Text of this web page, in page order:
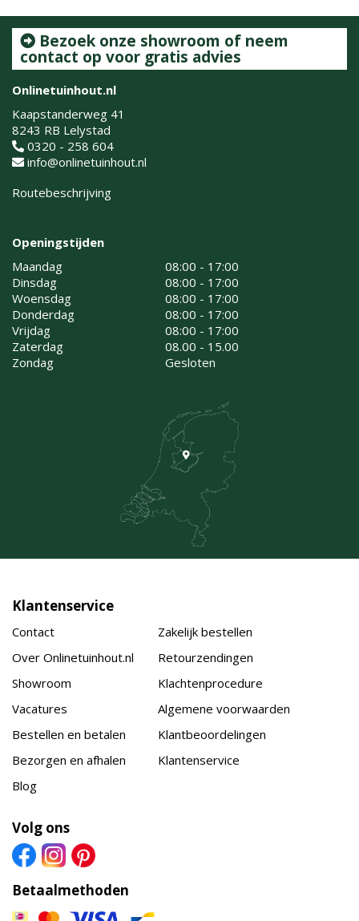
Bezoek onze showroom of neem
contact op voor gratis advies
Onlinetuinhout.nl
Kaapstanderweg 41
8243 RB Lelystad
0320 - 258 604
info@onlinetuinhout.nl
Routebeschrijving
Openingstijden
Maandag
08:00 - 17:00
Dinsdag
08:00 - 17:00
Woensdag
08:00 - 17:00
Donderdag
08:00 - 17:00
Vrijdag
08:00 - 17:00
Zaterdag
08.00 - 15.00
Zondag
Gesloten
Klantenservice
Contact
Over Onlinetuinhout.nl
Showroom
Vacatures
Bestellen en betalen
Bezorgen en afhalen
Blog
Zakelijk bestellen
Retourzendingen
Klachtenprocedure
Algemene voorwaarden
Klantbeoordelingen
Klantenservice
Volg ons
Betaalmethoden